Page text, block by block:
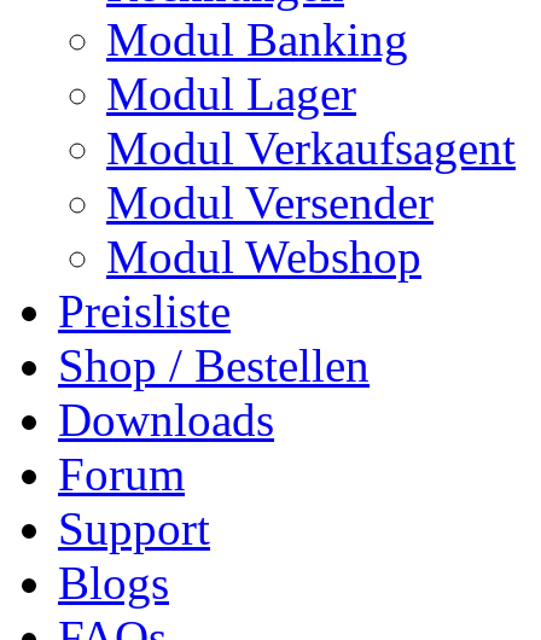
Modul Banking
Modul Lager
Modul Verkaufsagent
Modul Versender
Modul Webshop
Preisliste
Shop / Bestellen
Downloads
Forum
Support
Blogs